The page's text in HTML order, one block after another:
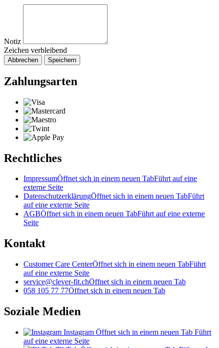
Notiz
Zeichen verbleibend
Abbrechen Speichern
Zahlungsarten
Rechtliches
ImpressumÖffnet sich in einem neuen TabFührt auf eine
externe Seite
DatenschutzerklärungÖffnet sich in einem neuen TabFührt
auf eine externe Seite
AGBÖffnet sich in einem neuen TabFührt auf eine externe
Seite
Kontakt
Customer Care CenterÖffnet sich in einem neuen TabFührt
auf eine externe Seite
service@clever-fit.chÖffnet sich in einem neuen Tab
058 105 77 77Öffnet sich in einem neuen Tab
Soziale Medien
Instagram Öffnet sich in einem neuen Tab Führt
auf eine externe Seite